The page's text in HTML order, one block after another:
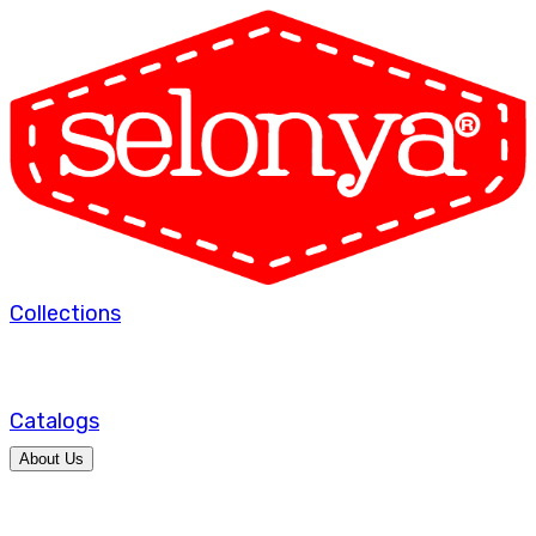
Collections
Catalogs
About Us